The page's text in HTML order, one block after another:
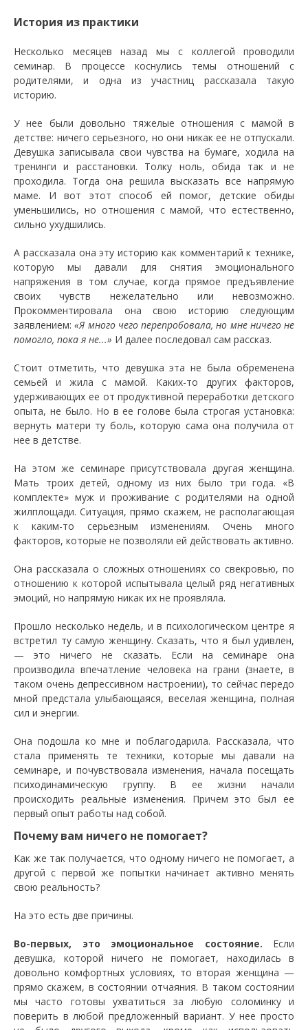
История из практики
Несколько месяцев назад мы с коллегой проводили
семинар. В процессе коснулись темы отношений с
родителями, и одна из участниц рассказала такую
историю.
У нее были довольно тяжелые отношения с мамой в
детстве: ничего серьезного, но они никак ее не отпускали.
Девушка записывала свои чувства на бумаге, ходила на
тренинги и расстановки. Толку ноль, обида так и не
проходила. Тогда она решила высказать все напрямую
маме. И вот этот способ ей помог, детские обиды
уменьшились, но отношения с мамой, что естественно,
сильно ухудшились.
А рассказала она эту историю как комментарий к технике,
которую мы давали для снятия эмоционального
напряжения в том случае, когда прямое предъявление
своих чувств нежелательно или невозможно.
Прокомментировала она свою историю следующим
заявлением:«Я много чего перепробовала, но мне ничего не
помогло, пока я не...» И далее последовал сам рассказ.
Стоит отметить, что девушка эта не была обременена
семьей и жила с мамой. Каких-то других факторов,
удерживающих ее от продуктивной переработки детского
опыта, не было. Но в ее голове была строгая установка:
вернуть матери ту боль, которую сама она получила от
нее в детстве.
На этом же семинаре присутствовала другая женщина.
Мать троих детей, одному из них было три года. «В
комплекте» муж и проживание с родителями на одной
жилплощади. Ситуация, прямо скажем, не располагающая
к каким-то серьезным изменениям. Очень много
факторов, которые не позволяли ей действовать активно.
Она рассказала о сложных отношениях со свекровью, по
отношению к которой испытывала целый ряд негативных
эмоций, но напрямую никак их не проявляла.
Прошло несколько недель, и в психологическом центре я
встретил ту самую женщину. Сказать, что я был удивлен,
— это ничего не сказать. Если на семинаре она
производила впечатление человека на грани (знаете, в
таком очень депрессивном настроении), то сейчас передо
мной предстала улыбающаяся, веселая женщина, полная
сил и энергии.
Она подошла ко мне и поблагодарила. Рассказала, что
стала применять те техники, которые мы давали на
семинаре, и почувствовала изменения, начала посещать
психодинамическую группу. В ее жизни начали
происходить реальные изменения. Причем это был ее
первый опыт работы над собой.
Почему вам ничего не помогает?
Как же так получается, что одному ничего не помогает, а
другой с первой же попытки начинает активно менять
свою реальность?
На это есть две причины.
Во-первых, это эмоциональное состояние. Если
девушка, которой ничего не помогает, находилась в
довольно комфортных условиях, то вторая женщина —
прямо скажем, в состоянии отчаяния. В таком состоянии
мы часто готовы ухватиться за любую соломинку и
поверить в любой предложенный вариант. У нее просто